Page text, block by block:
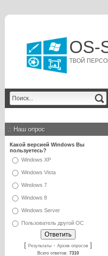
OS-
ТВОЙ
.: Наш опрос
Какой версией Windows Вы
пользуетесь?
Windows XP
Windows Vista
Windows 7
Windows 8
Windows Server
Пользователь другой ОС
[ Результаты · Архив опросов ]
Всего ответов: 7310